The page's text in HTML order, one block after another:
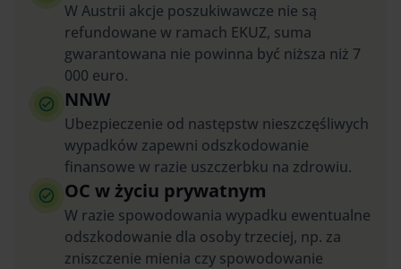
W Austrii akcje poszukiwawcze nie są
refundowane w ramach EKUZ, suma
gwarantowana nie powinna być niższa niż 7
000 euro.
NNW
Ubezpieczenie od następstw nieszczęśliwych
wypadków zapewni odszkodowanie
finansowe w razie uszczerbku na zdrowiu.
OC w życiu prywatnym
W razie spowodowania wypadku ewentualne
odszkodowanie dla osoby trzeciej, np. za
zniszczenie mienia czy spowodowanie